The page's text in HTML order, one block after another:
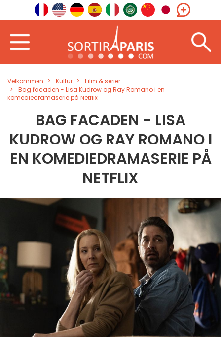
Velkommen Kultur
Film & serier
Bag facaden - Lisa Kudrow og Ray Romano i en
komediedramaserie på Netflix
BAG FACADEN - LISA
KUDROW OG RAY ROMANO I
EN KOMEDIEDRAMASERIE PÅ
NETFLIX